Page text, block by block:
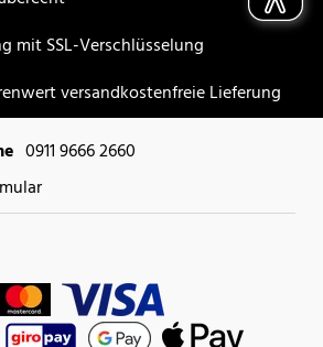
mit SSL-Verschlüsselung
versandkostenfreie Lieferung
0911 9666 2660